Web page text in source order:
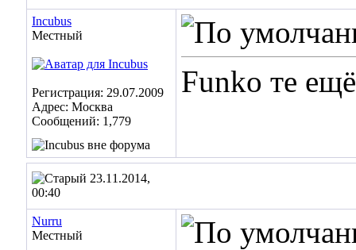
Incubus
Местный
Регистрация: 29.07.2009
Адрес: Москва
Сообщений: 1,779
Funko те
23.11.2014,
00:40
Nurru
Местный